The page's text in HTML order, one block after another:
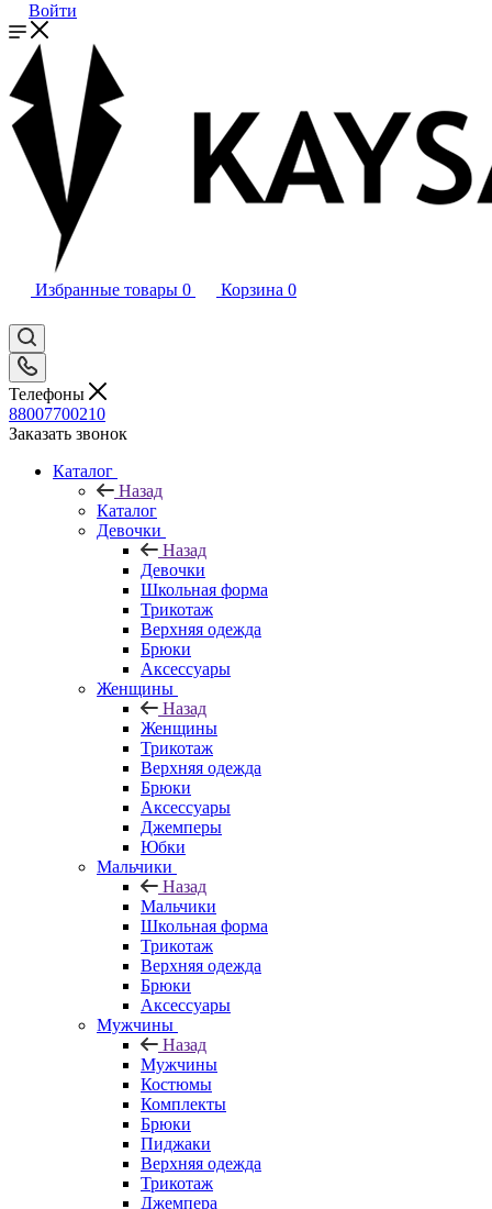
Войти
Избранные товары 0 Корзина 0
Телефоны
88007700210
Заказать звонок
Каталог
Назад
Каталог
Девочки
Назад
Девочки
Школьная форма
Трикотаж
Верхняя одежда
Брюки
Аксессуары
Женщины
Назад
Женщины
Трикотаж
Верхняя одежда
Брюки
Аксессуары
Джемперы
Юбки
Мальчики
Назад
Мальчики
Школьная форма
Трикотаж
Верхняя одежда
Брюки
Аксессуары
Мужчины
Назад
Мужчины
Костюмы
Комплекты
Брюки
Пиджаки
Верхняя одежда
Трикотаж
Джемпера